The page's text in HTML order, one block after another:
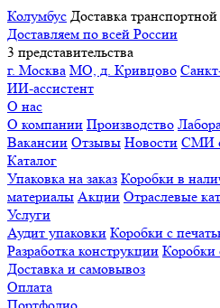
Колумбус Доставка
Доставляем по всей России
3 представительства
г. Москва МО, д. Кривцово
ИИ-ассистент
О нас
О компании Производство
Вакансии Отзывы Новости СМИ
Каталог
Упаковка на заказ Коробки в
материалы Акции Отраслевые
Услуги
Аудит упаковки Коробки с
Разработка конструкции Коробки
Доставка и самовывоз
Оплата